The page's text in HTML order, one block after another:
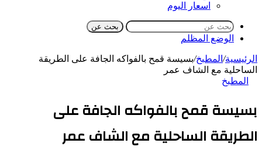
اسعار اليوم
بحث عن
الوضع المظلم
الرئيسية/ المطبخ/بسيسة قمح بالفواكه الجافة على الطريقة
الساحلية مع الشاف عمر
المطبخ
بسيسة قمح بالفواكه الجافة على
الطريقة الساحلية مع الشاف عمر